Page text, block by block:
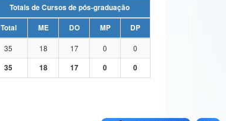
Totais de Cursos de pós-graduação
Total ME DO MP
DP
35 18 17 0
0
35 18 17 0 0